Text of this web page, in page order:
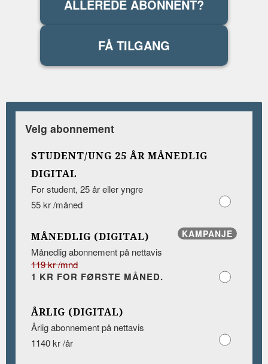
ALLEREDE ABONNENT?
FÅ TILGANG
Velg abonnement
STUDENT/UNG 25 ÅR MÅNEDLIG
DIGITAL
For student, 25 år eller yngre
55 kr /måned
KAMPANJE
MÅNEDLIG (DIGITAL)
Månedlig abonnement på nettavis
119 kr /mnd
1 KR FOR FØRSTE MÅNED.
ÅRLIG (DIGITAL)
Årlig abonnement på nettavis
1140 kr /år